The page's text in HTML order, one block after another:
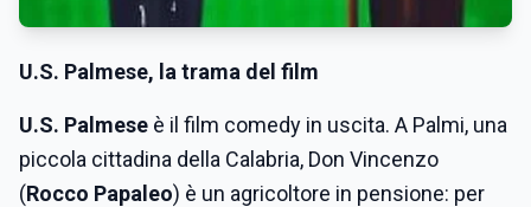
U.S. Palmese, la trama del film
U.S. Palmese è il film comedy in uscita. A Palmi, una
piccola cittadina della Calabria, Don Vincenzo
(Rocco Papaleo) è un agricoltore in pensione: per